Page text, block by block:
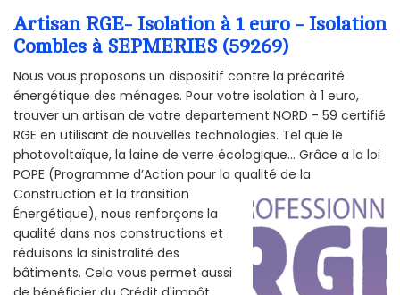
Artisan RGE- Isolation à 1 euro - Isolation
Combles à SEPMERIES (59269)
Nous vous proposons un dispositif contre la précarité
énergétique des ménages. Pour votre isolation à 1 euro,
trouver un artisan de votre departement NORD - 59 certifié
RGE en utilisant de nouvelles technologies. Tel que le
photovoltaïque, la laine de verre écologique... Grâce a la loi
POPE (Programme d’Action pour la qualité de la
Construction et la transition
Énergétique), nous renforçons la
qualité dans nos constructions et
réduisons la sinistralité des
bâtiments. Cela vous permet aussi